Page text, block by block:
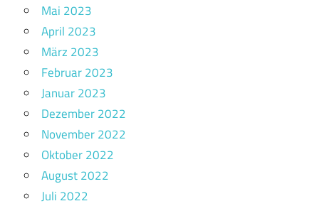
Mai 2023
April 2023
März 2023
Februar 2023
Januar 2023
Dezember 2022
November 2022
Oktober 2022
August 2022
Juli 2022